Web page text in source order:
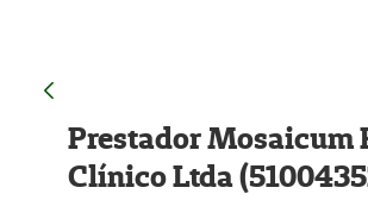
Prestador Mosaicum
Clínico Ltda